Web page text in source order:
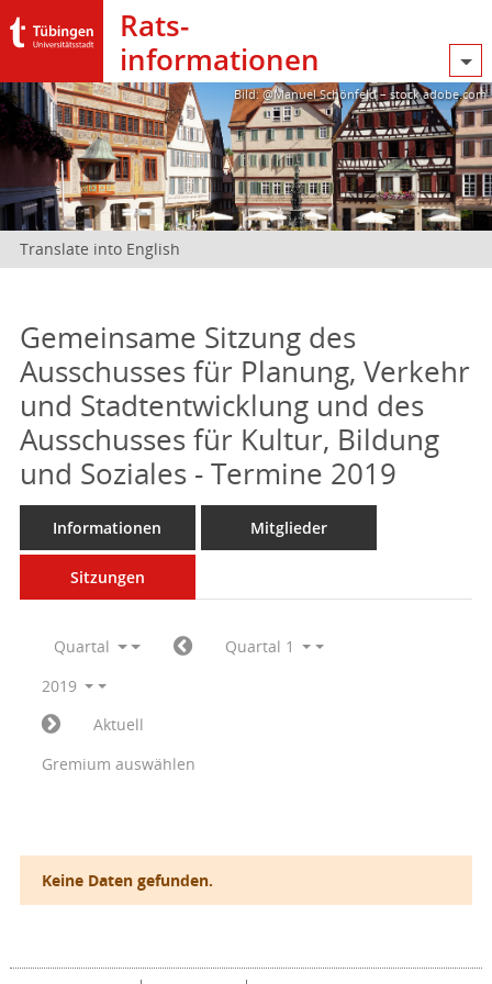
Rats­
informationen
Bild: @Manuel Schönfeld – stock.adobe.com
Translate into English
Gemeinsame Sitzung des
Ausschusses für Planung, Verkehr
und Stadtentwicklung und des
Ausschusses für Kultur, Bildung
und Soziales - Termine 2019
Informationen Mitglieder
Sitzungen
Quartal
Quartal 1
2019
Aktuell
Gremium auswählen
Keine Daten gefunden.